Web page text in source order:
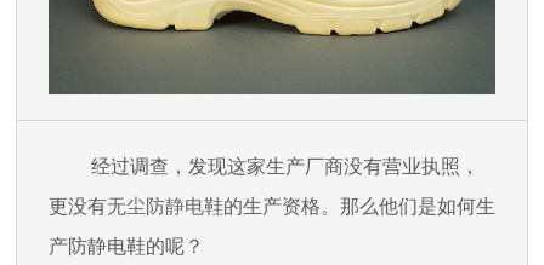
经过调查，发现这家生产厂商没有营业执照，
更没有无尘防静电鞋的生产资格。那么他们是如何生
产防静电鞋的呢？